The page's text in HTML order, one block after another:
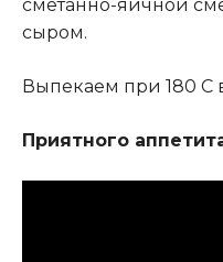
сметанно-яичной
сыром.
Выпекаем при 180 С
Приятного